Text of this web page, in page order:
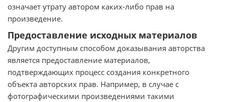
означает утрату автором каких-либо прав на
произведение.
Предоставление исходных материалов
Другим доступным способом доказывания авторства
является предоставление материалов,
подтверждающих процесс создания конкретного
объекта авторских прав. Например, в случае с
фотографическими произведениями такими